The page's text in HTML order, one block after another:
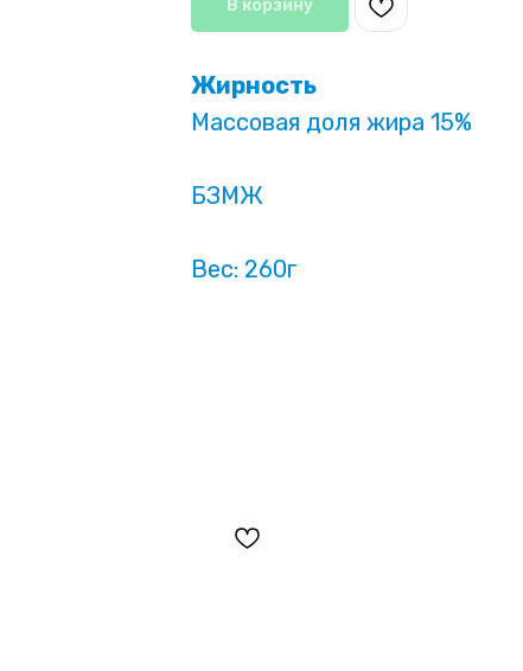
В корзину
Жирность
Массовая доля жира 15%
БЗМЖ
Вес: 260г